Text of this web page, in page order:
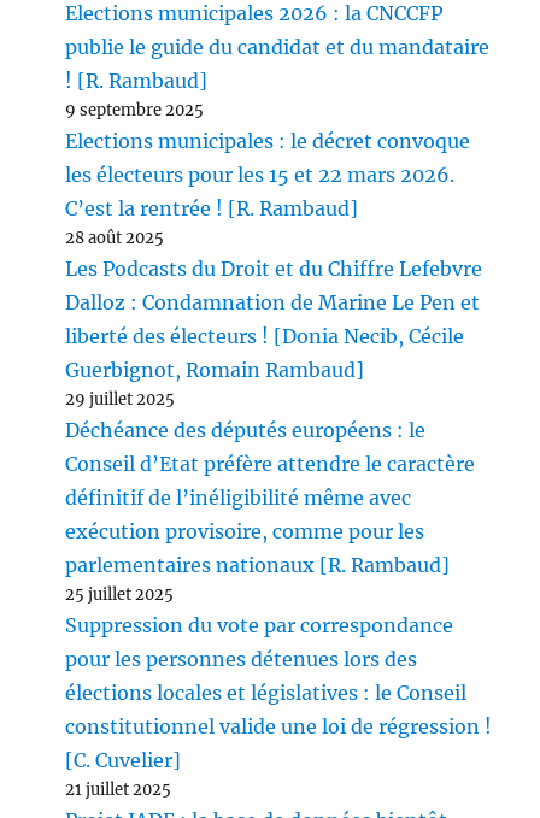
Elections municipales 2026 : la CNCCFP
publie le guide du candidat et du mandataire
! [R. Rambaud]
9 septembre 2025
Elections municipales : le décret convoque
les électeurs pour les 15 et 22 mars 2026.
C’est la rentrée ! [R. Rambaud]
28 août 2025
Les Podcasts du Droit et du Chiffre Lefebvre
Dalloz : Condamnation de Marine Le Pen et
liberté des électeurs ! [Donia Necib, Cécile
Guerbignot, Romain Rambaud]
29 juillet 2025
Déchéance des députés européens : le
Conseil d’Etat préfère attendre le caractère
définitif de l’inéligibilité même avec
exécution provisoire, comme pour les
parlementaires nationaux [R. Rambaud]
25 juillet 2025
Suppression du vote par correspondance
pour les personnes détenues lors des
élections locales et législatives : le Conseil
constitutionnel valide une loi de régression !
[C. Cuvelier]
21 juillet 2025